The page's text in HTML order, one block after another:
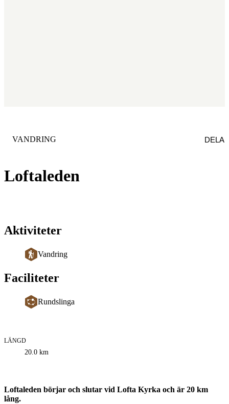
Loftaleden
KATEGORI:
VANDRING DELA
Aktiviteter
Vandring
Faciliteter
Rundslinga
Information
LÄNGD
20.0 km
Beskrivning
Loftaleden börjar och slutar vid Lofta Kyrka och är 20 km
lång.